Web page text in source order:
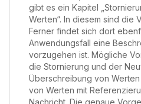
gibt es ein Kapitel
Werten“. In diesem sind die
Ferner findet sich dort
Anwendungsfall eine
vorzugehen ist. Mögliche
die Stornierung und der
Überschreibung von
von Werten mit
Nachricht. Die genaue